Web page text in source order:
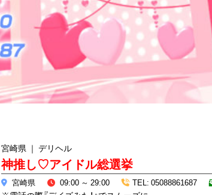
宮崎県 ｜ デリヘル
神推し♡アイドル総選挙
宮崎県 09:00 ～ 29:00 TEL: 05088861687